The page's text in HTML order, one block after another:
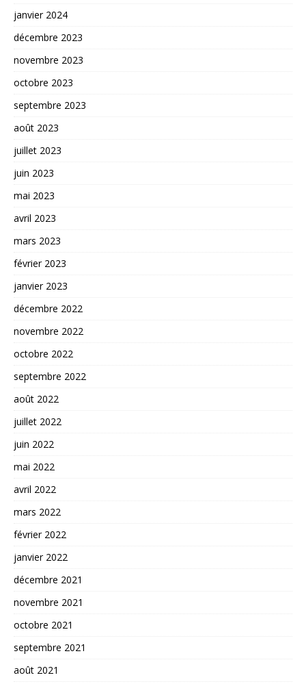
janvier 2024
décembre 2023
novembre 2023
octobre 2023
septembre 2023
août 2023
juillet 2023
juin 2023
mai 2023
avril 2023
mars 2023
février 2023
janvier 2023
décembre 2022
novembre 2022
octobre 2022
septembre 2022
août 2022
juillet 2022
juin 2022
mai 2022
avril 2022
mars 2022
février 2022
janvier 2022
décembre 2021
novembre 2021
octobre 2021
septembre 2021
août 2021